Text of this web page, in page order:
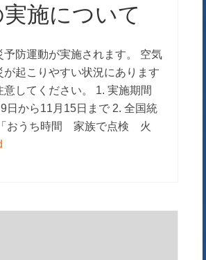
施について
予防運動が実施されます。 空気
が起こりやすい状況にあります
意してください。 1. 実施期間
日から11月15日まで 2. 全国統
おうち時間 家族で点検 火